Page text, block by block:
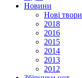
Новини
Нові твори
2018
2016
2015
2014
2013
2012